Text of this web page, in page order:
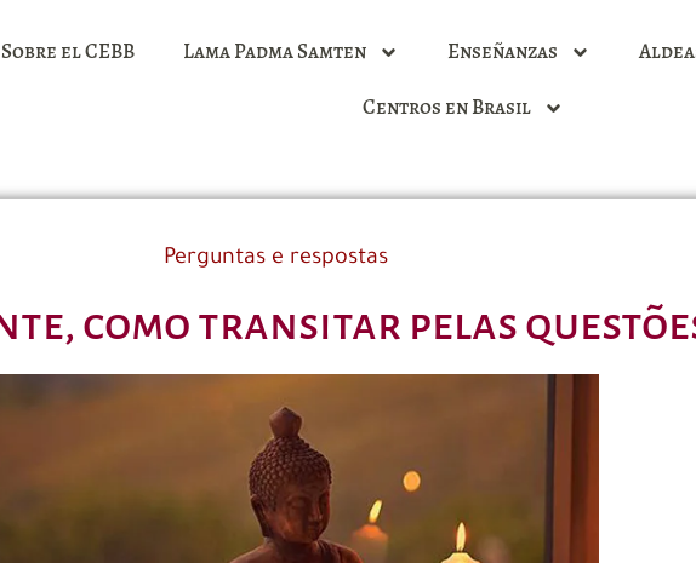
Sobre el CEBB Lama Padma Samten Enseñanzas
Centros en Brasil
Perguntas e respostas
como transitar pelas